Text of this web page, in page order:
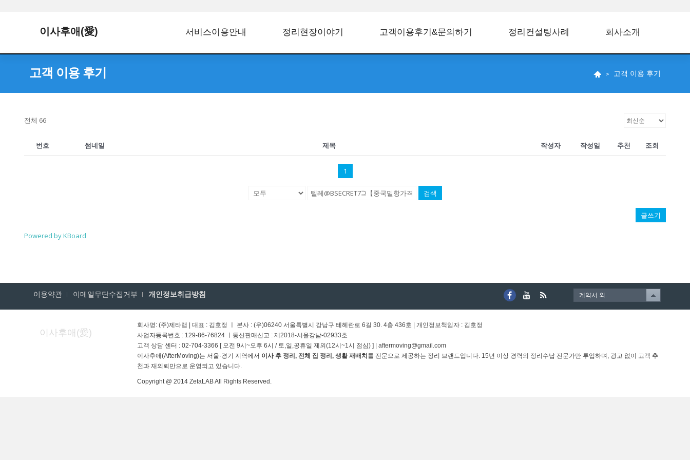
이사후애(愛) 서비스이용안내 정리현장이야기 고객이용후기&문의하기 정리컨설팅사례 회사소개
고객 이용 후기 고객 이용 후기
전체 66
번호 썸네일 제목 작성자 작성일 추천 조회
1
검색
글쓰기
Powered by KBoard
이용약관 이메일무단수집거부 개인정보취급방침 계약서 외.
이사후애(愛)
회사명: (주)제타랩 | 대표 : 김호정 ㅣ 본사 : (우)06240 서울특별시 강남구 테헤란로 6길 30. 4층 436호 | 개인정보책임자 : 김호정
사업자등록번호 : 129-86-76824 ㅣ통신판매신고 : 제2018-서울강남-02933호
고객 상담 센터 : 02-704-3366 [ 오전 9시~오후 6시 / 토,일,공휴일 제외(12시~1시 점심) ] | aftermoving@gmail.com
이사후애(AfterMoving)는 서울·경기 지역에서 이사 후 정리, 전체 집 정리, 생활 재배치 를 전문으로 제공하는 정리 브랜드입니다. 15년 이상 경력의 정리수납 전문가만 투입하며, 광고 없이 고객 추
천과 재의뢰만으로 운영되고 있습니다.
Copyright @ 2014 ZetaLAB All Rights Reserved.